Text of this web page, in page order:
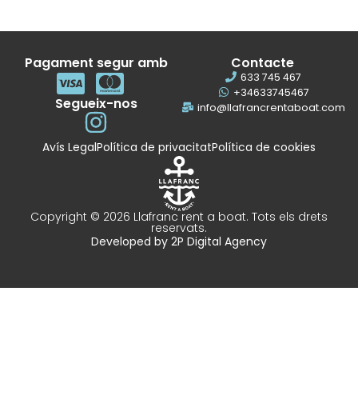
Pagament segur amb
Segueix-nos
Contacte
633 745 467
+34633745467
info@llafrancrentaboat.com
Copyright © 2026 Llafranc rent a boat. Tots els drets
reservats.
Avís LegalPolítica de privacitatPolítica de cookies
Developed by 2P Digital Agency